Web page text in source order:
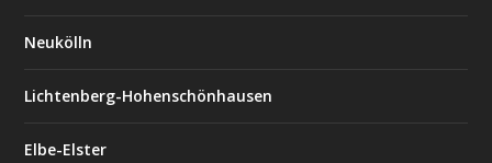
Neukölln
Lichtenberg-Hohenschönhausen
Elbe-Elster